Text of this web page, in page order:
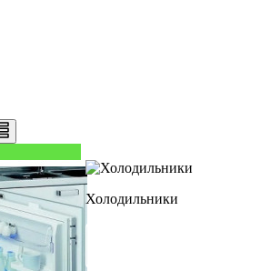
Холодильники